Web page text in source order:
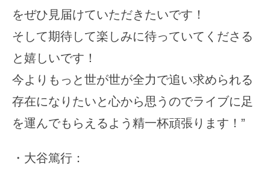
をぜひ見届けていただきたいです！
そして期待して楽しみに待っていてくださる
と嬉しいです！
今よりもっと世が世が全力で追い求められる
存在になりたいと心から思うのでライブに足
を運んでもらえるよう精一杯頑張ります！”
・大谷篤行：